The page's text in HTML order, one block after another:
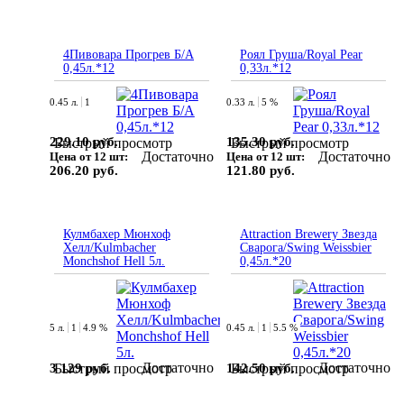
4Пивовара Прогрев Б/А
0,45л.*12
Быстрый просмотр
0.45 л. 1
229.10 руб.
Цена от 12 шт:
206.20 руб.
Достаточно
Роял Груша/Royal Pear
0,33л.*12
Быстрый просмотр
0.33 л. 5 %
135.30 руб.
Цена от 12 шт:
121.80 руб.
Достаточно
Кулмбахер Мюнхоф
Хелл/Kulmbacher
Monchshof Hell 5л.
Быстрый просмотр
5 л. 1 4.9 %
3 129 руб. Достаточно
Attraction Brewery Звезда
Сварога/Swing Weissbier
0,45л.*20
Быстрый просмотр
0.45 л. 1 5.5 %
142.50 руб. Достаточно